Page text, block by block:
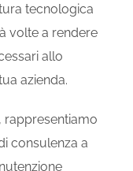
tecnologica
volte a rendere
allo
azienda.
rappresentiamo
consulenza a